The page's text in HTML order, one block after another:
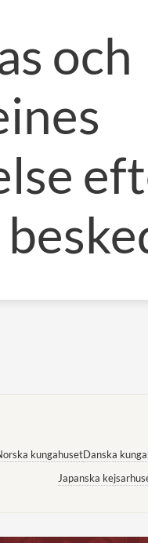
och
kungahusetDanska
Japanska